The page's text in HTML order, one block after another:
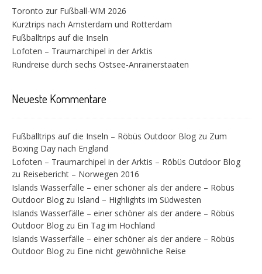
Toronto zur Fußball-WM 2026
Kurztrips nach Amsterdam und Rotterdam
Fußballtrips auf die Inseln
Lofoten – Traumarchipel in der Arktis
Rundreise durch sechs Ostsee-Anrainerstaaten
Neueste Kommentare
Fußballtrips auf die Inseln – Röbüs Outdoor Blog zu Zum
Boxing Day nach England
Lofoten – Traumarchipel in der Arktis – Röbüs Outdoor Blog
zu Reisebericht – Norwegen 2016
Islands Wasserfälle – einer schöner als der andere – Röbüs
Outdoor Blog zu Island – Highlights im Südwesten
Islands Wasserfälle – einer schöner als der andere – Röbüs
Outdoor Blog zu Ein Tag im Hochland
Islands Wasserfälle – einer schöner als der andere – Röbüs
Outdoor Blog zu Eine nicht gewöhnliche Reise